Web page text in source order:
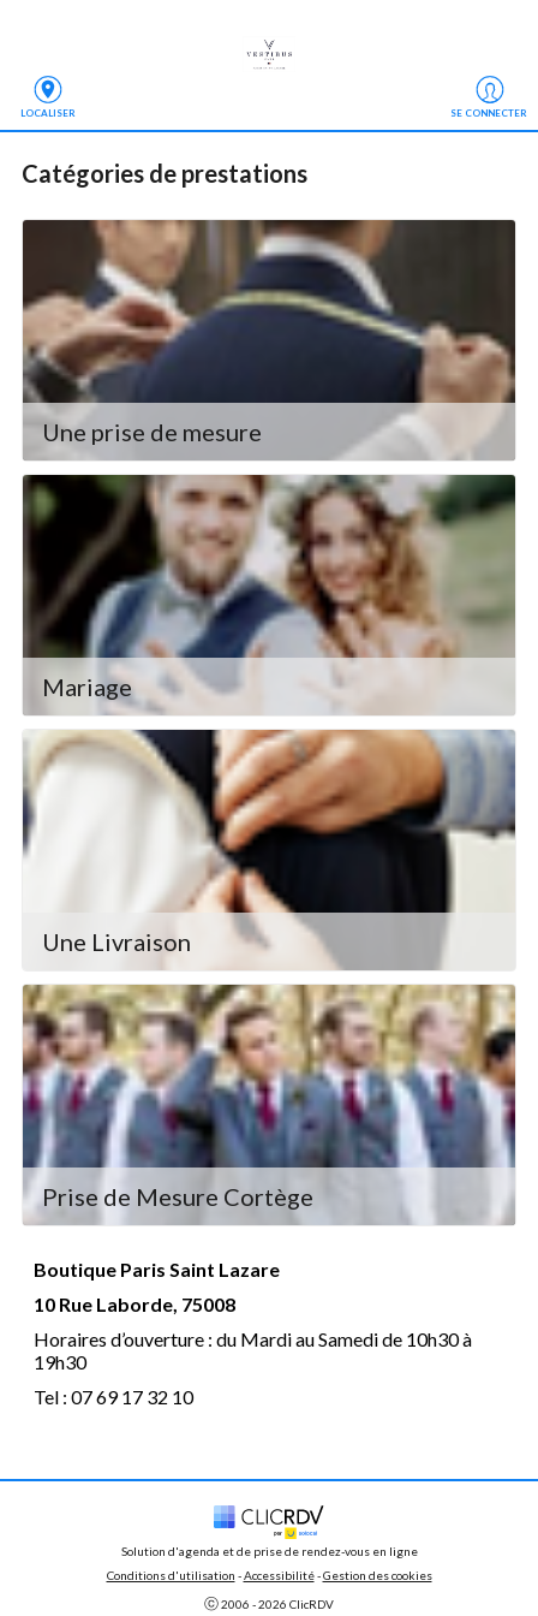
LOCALISER SE CONNECTER
Catégories de prestations
Une prise de mesure
Mariage
Une Livraison
Prise de Mesure Cortège
Boutique Paris Saint Lazare
10 Rue Laborde, 75008
Horaires d’ouverture : du Mardi au Samedi de 10h30 à
19h30
Tel : 07 69 17 32 10
Solution d'agenda et de prise de rendez-vous en ligne
Conditions d'utilisation - Accessibilité - Gestion des cookies
ⓒ 2006 - 2026 ClicRDV